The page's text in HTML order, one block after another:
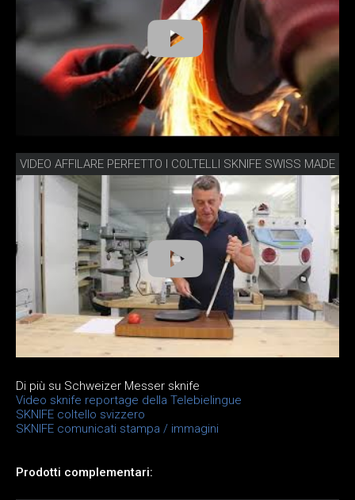
VIDEO AFFILARE PERFETTO I COLTELLI SKNIFE SWISS MADE
Di più su Schweizer Messer sknife
Video sknife reportage della Telebielingue
SKNIFE coltello svizzero
SKNIFE comunicati stampa / immagini
Prodotti complementari: